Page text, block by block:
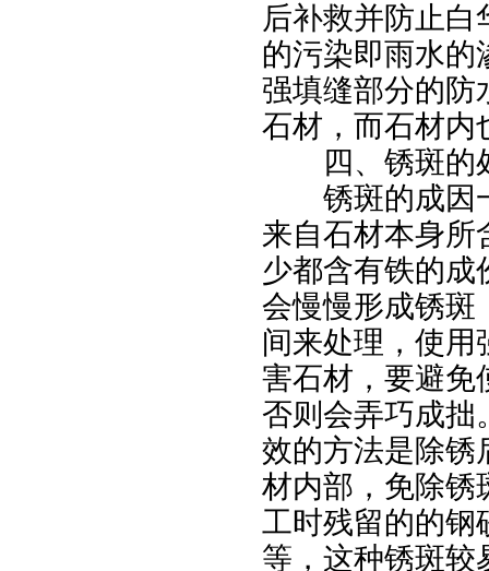
后补救并防止
的污染即雨水的
强填缝部分的防
石材，而石材内
四、锈斑的
锈斑的成因一
来自石材本身所
少都含有铁的成
会慢慢形成锈斑
间来处理，使用
害石材，要避免
否则会弄巧成拙
效的方法是除锈
材内部，免除锈
工时残留的的钢
等，这种锈斑较